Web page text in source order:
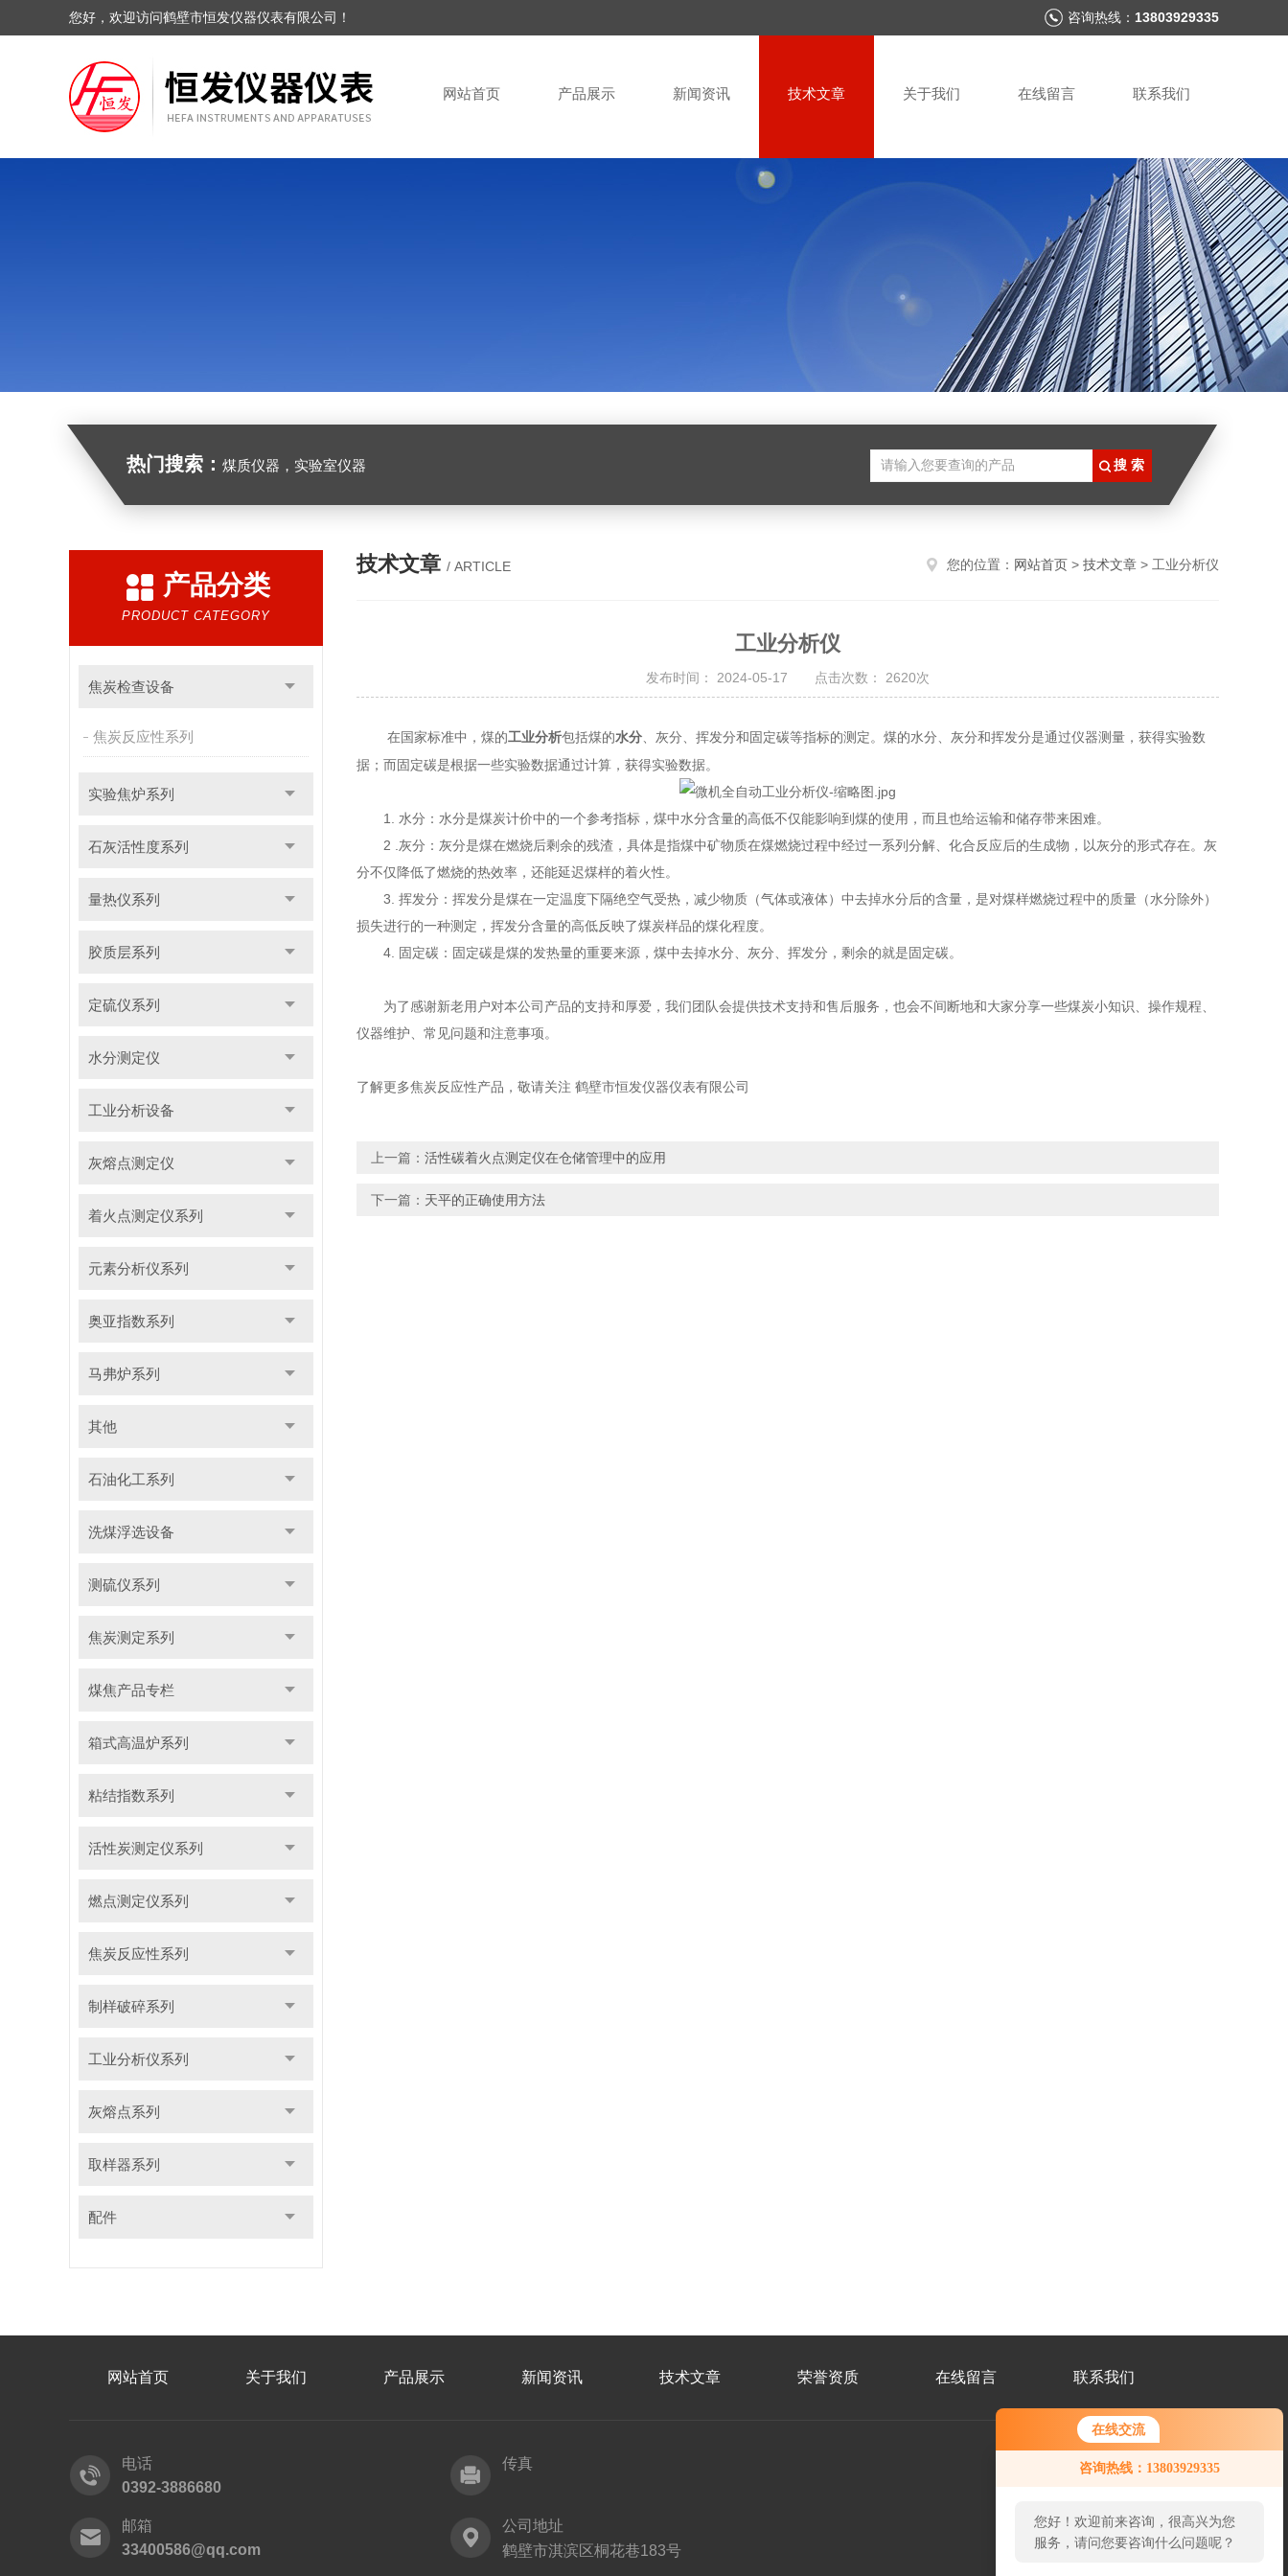
在线交流
咨询热线：13803929335
您好！欢迎前来咨询，很高兴为您
服务，请问您要咨询什么问题呢？
您好，欢迎访问鹤壁市恒发仪器仪表有限公司！ 咨询热线： 13803929335
网站首页 产品展示 新闻资讯 技术文章 关于我们 在线留言 联系我们
热门搜索： 煤质仪器，实验室仪器
产品分类
PRODUCT CATEGORY
焦炭检查设备
焦炭反应性系列
实验焦炉系列
石灰活性度系列
量热仪系列
胶质层系列
定硫仪系列
水分测定仪
工业分析设备
灰熔点测定仪
着火点测定仪系列
元素分析仪系列
奥亚指数系列
马弗炉系列
其他
石油化工系列
洗煤浮选设备
测硫仪系列
焦炭测定系列
煤焦产品专栏
箱式高温炉系列
粘结指数系列
活性炭测定仪系列
燃点测定仪系列
焦炭反应性系列
制样破碎系列
工业分析仪系列
灰熔点系列
取样器系列
配件
技术文章 / ARTICLE 您的位置： 网站首页 > 技术文章 > 工业分析仪
工业分析仪
发布时间： 2024-05-17 点击次数： 2620次
在国家标准中，煤的工业分析包括煤的水分 、灰分、挥发分和固定碳等指标的测定。煤的水分、灰分和挥发分是通过仪器测量，获得实验数
据；而固定碳是根据一些实验数据通过计算，获得实验数据。
1. 水分：水分是煤炭计价中的一个参考指标，煤中水分含量的高低不仅能影响到煤的使用，而且也给运输和储存带来困难。
2 .灰分：灰分是煤在燃烧后剩余的残渣，具体是指煤中矿物质在煤燃烧过程中经过一系列分解、化合反应后的生成物，以灰分的形式存在。灰
分不仅降低了燃烧的热效率，还能延迟煤样的着火性。
3. 挥发分：挥发分是煤在一定温度下隔绝空气受热，减少物质（气体或液体）中去掉水分后的含量，是对煤样燃烧过程中的质量（水分除外）
损失进行的一种测定，挥发分含量的高低反映了煤炭样品的煤化程度。
4. 固定碳：固定碳是煤的发热量的重要来源，煤中去掉水分、灰分、挥发分，剩余的就是固定碳。
为了感谢新老用户对本公司产品的支持和厚爱，我们团队会提供技术支持和售后服务，也会不间断地和大家分享一些煤炭小知识、操作规程、
仪器维护、常见问题和注意事项。
了解更多焦炭反应性产品，敬请关注 鹤壁市恒发仪器仪表有限公司
上一篇： 活性碳着火点测定仪在仓储管理中的应用
下一篇： 天平的正确使用方法
网站首页 关于我们 产品展示 新闻资讯 技术文章 荣誉资质 在线留言 联系我们
电话
0392-3886680
传真
邮箱
33400586@qq.com
公司地址
鹤壁市淇滨区桐花巷183号
号
二